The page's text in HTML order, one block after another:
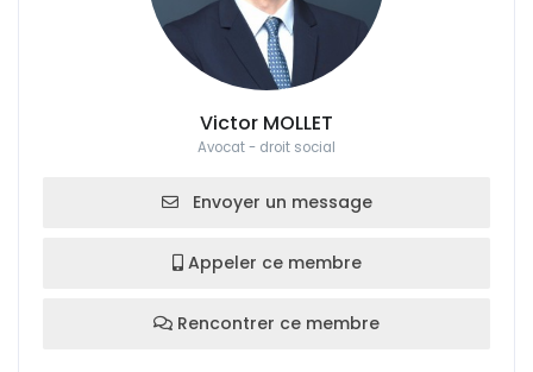
Victor MOLLET
Avocat - droit social
Envoyer un message
Appeler ce membre
Rencontrer ce membre